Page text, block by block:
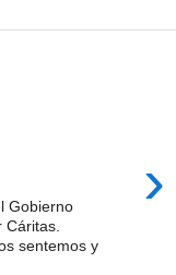
›
Gobierno
sentemos y